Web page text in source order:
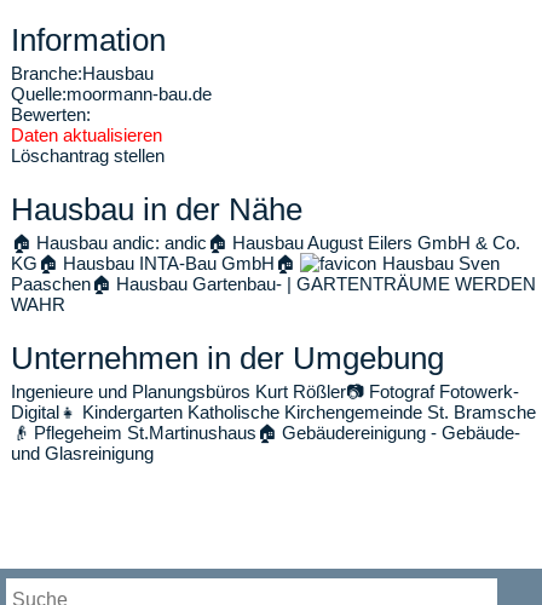
Information
Branche:Hausbau
Quelle:moormann-bau.de
Bewerten:
Daten aktualisieren
Löschantrag stellen
Hausbau in der Nähe
🏠 Hausbau andic: andic 🏠 Hausbau August Eilers GmbH & Co.
KG 🏠 Hausbau INTA-Bau GmbH 🏠
Hausbau Sven
Paaschen🏠 Hausbau Gartenbau- | GARTENTRÄUME WERDEN
WAHR
Unternehmen in der Umgebung
Ingenieure und Planungsbüros Kurt Rößler📷 Fotograf Fotowerk-
Digital👧 Kindergarten Katholische Kirchengemeinde St. Bramsche
👴 Pflegeheim St.Martinushaus 🏠 Gebäudereinigung - Gebäude-
und Glasreinigung